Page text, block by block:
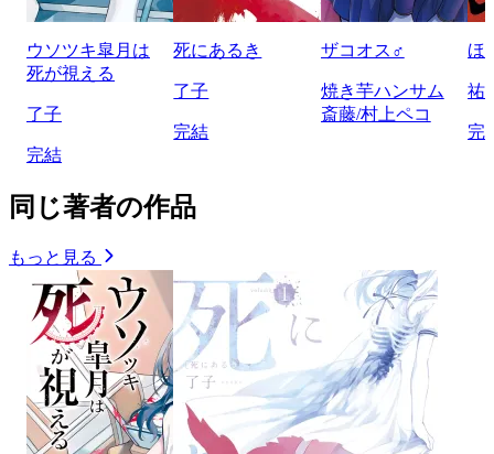
ウソツキ皐月は
死が視える
了子
完結
死にあるき
了子
完結
ザコオス♂
焼き芋ハンサム
斎藤/村上ペコ
ほ
祐
完
同じ著者の作品
もっと見る